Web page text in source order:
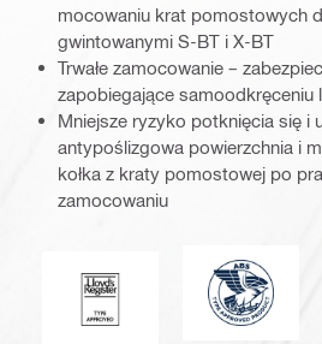
mocowaniu krat pomostowych
gwintowanymi S-BT i X-BT
Trwałe zamocowanie –
zapobiegające samoodkręceniu
Mniejsze ryzyko potknięcia się i
antypoślizgowa powierzchnia i
kołka z kraty pomostowej po
zamocowaniu
Lloyd's Register